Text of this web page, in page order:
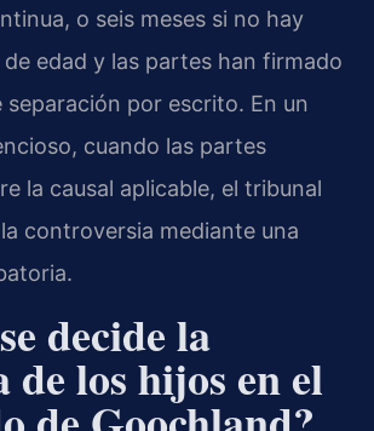
o seis meses si no hay
edad y las partes han firmado
separación por escrito. En un
cuando las partes
la causal aplicable, el tribunal
controversia mediante una
decide la
de los hijos en el